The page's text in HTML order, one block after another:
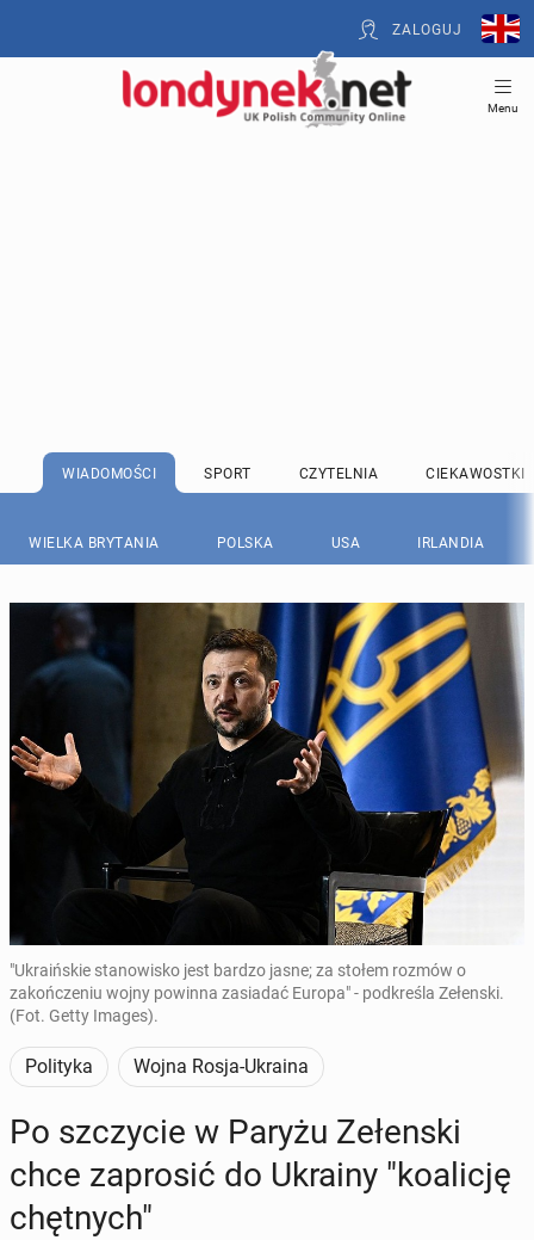
ZALOGUJ
Menu
WIADOMOŚCI SPORT CZYTELNIA CIEKAWOSTKI
WIELKA BRYTANIA POLSKA USA IRLANDIA
"Ukraińskie stanowisko jest bardzo jasne; za stołem rozmów o
zakończeniu wojny powinna zasiadać Europa" - podkreśla Zełenski.
(Fot. Getty Images).
Polityka Wojna Rosja-Ukraina
Po szczy­cie w Paryżu Ze­łen­ski
chce za­pro­sić do Ukrainy "ko­ali­cję
chęt­nych"